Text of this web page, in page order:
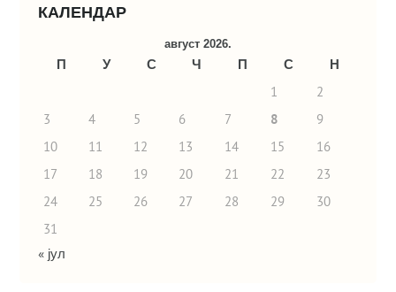
КАЛЕНДАР
август 2026.
П У С Ч П С
Н
1
2
3
4 5 6 7 8
9
10
11 12 13 14 15
16
17
18 19 20 21 22
23
24
25 26 27 28 29
30
31
« јул